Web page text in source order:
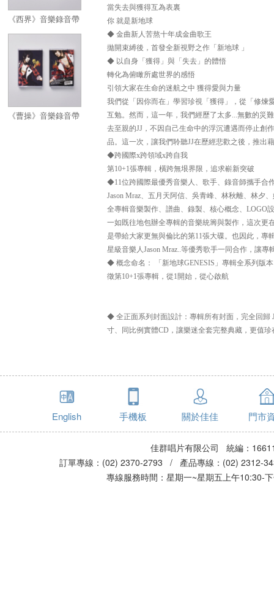
《西界》音樂錄音帶
《曹操》音樂錄音帶
當失去與獲得互為表裏
你 就是新地球
◆ 金曲新人苦熬十年成金曲歌王
拋開束縛後，首發全新視野之作「新地球 」
◆ 以自身「獲得」與「失去」的體悟
轉化為俯瞰所處世界的感悟
引領大家在生命的迷航之中 獲得愛與力量
我們從「因你而在」學習珍視「獲得」，從「修煉
互勉。然而，這一年，我們經歷了太多...無數的災
去至親的JJ，不因自己生命中的浮沉遭遇而停止創
品。這一次，讓我們聆聽JJ在歷經悲歡之後，推
◆跨國際x跨領域x跨自我
第10+1張專輯，橫跨無垠界限，追求嶄新突破
◆11位跨國際最優秀音樂人、歌手、錄音師攜手合
Jason Mraz、五月天阿信、吳青峰、林秋離、林夕
全專輯音樂製作、譜曲、錄製、核心概念、LOGO
一如既往地包辦全專輯的音樂統籌與製作，這次更
是帶給大家更無與倫比的第11張大碟。也因此，
星級音樂人Jason Mraz..等優秀歌手一同合作，讓專
◆ 概念命名： 「新地球GENESIS」專輯全系列版
徵第10+1張專輯，從1開始，從心啟航
◆ 全正面系列封面設計：專輯所有封面，完全回歸
寸、同比例實體CD，讓樂迷全套完整典藏，更值珍
English 手機板 關於佳佳 門市
佳群唱片有限公司 統編：
訂單專線：(02) 2370-2793 / 產品專線：(02)
專線服務時間：星期一~星期五上午10:30-